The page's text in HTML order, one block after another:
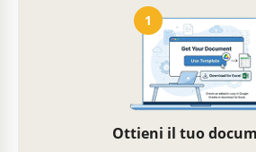
1
Ottieni il tuo